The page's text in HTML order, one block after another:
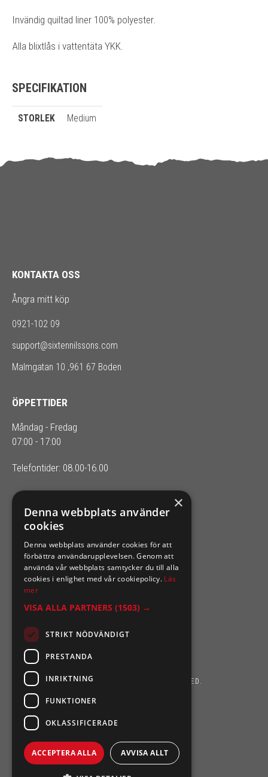
Invändig quiltad liner 100% polyester.
Alla blixtlås i vattentäta YKK.
SPECIFIKATION
STORLEK Medium
KONTAKTA OSS
Ångra mitt köp
0921-102 09
support@sixtennilssons.com
Malmgatan 10 ,961 67 Boden
ÖPPETTIDER
Måndag - Fredag
07:00 - 17:00
Telefontider: 08.00-16.00
SIXTEN NILSSONS
Organisationsnummer 556164-2652
SIXTEN NILSSONS 2026. ALL RIGHTS RESERVED.
POWERED BY EMPORI CMS
×
Denna webbplats använder
cookies
Denna webbplats använder cookies för att
förbättra användarupplevelsen. Genom att
använda vår webbplats samtycker du till alla
cookies i enlighet med vår cookiepolicy. Läs
mer
VISA ALLA PARTNERS (1503) →
STRIKT NÖDVÄNDIGT
PRESTANDA
INRIKTNING
FUNKTIONER
OKLASSIFICERADE
ACCEPTERA ALLA AVVISA ALLT